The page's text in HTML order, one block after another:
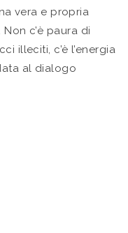
vera e propria
c’è paura di
illeciti, c’è l’energia
al dialogo